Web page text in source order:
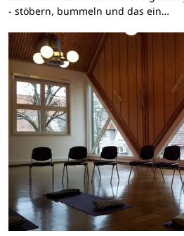
- stöbern, bummeln und das ein…